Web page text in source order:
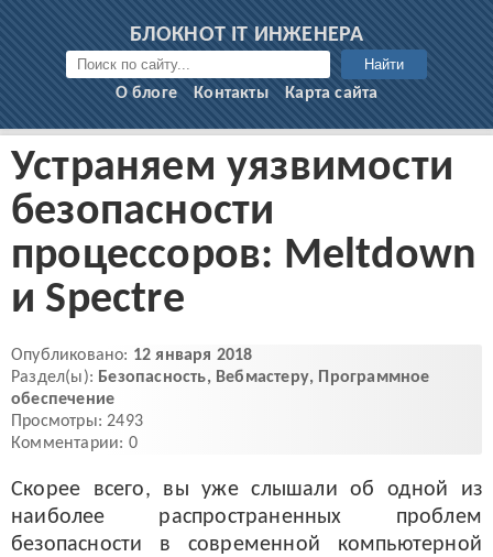
БЛОКНОТ IT ИНЖЕНЕРА
Найти
О блоге Контакты Карта сайта
Устраняем уязвимости
безопасности
процессоров: Meltdown
и Spectre
Опубликовано: 12 января 2018
Раздел(ы): Безопасность, Вебмастеру, Программное
обеспечение
Просмотры: 2493
Комментарии: 0
Скорее всего, вы уже слышали об одной из
наиболее распространенных проблем
безопасности в современной компьютерной